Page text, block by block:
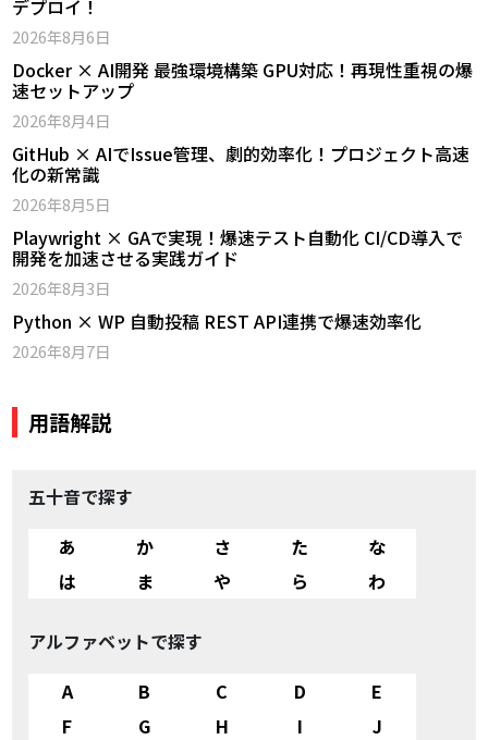
デプロイ！
2026年8月6日
Docker × AI開発 最強環境構築 GPU対応！再現性重視の爆
速セットアップ
2026年8月4日
GitHub × AIでIssue管理、劇的効率化！プロジェクト高速
化の新常識
2026年8月5日
Playwright × GAで実現！爆速テスト自動化 CI/CD導入で
開発を加速させる実践ガイド
2026年8月3日
Python × WP 自動投稿 REST API連携で爆速効率化
2026年8月7日
用語解説
五十音で探す
あ
か さ た
な
は
ま や ら わ
アルファベットで探す
A
B C D
E
F
G H I
J